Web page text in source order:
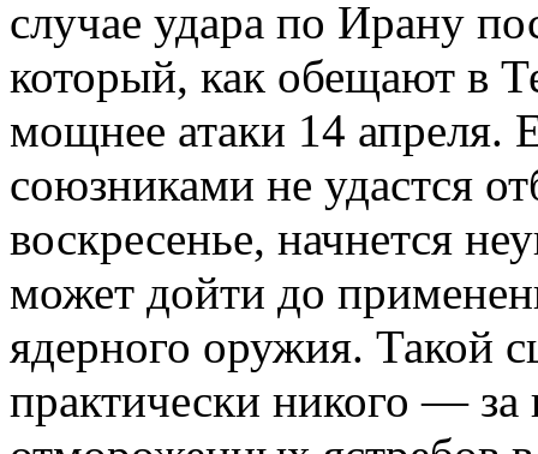
случае удара по Ирану
который, как обещают в
мощнее атаки 14 апреля.
союзниками не удастся
воскресенье, начнется
может дойти до
ядерного оружия. Такой
практически никого —